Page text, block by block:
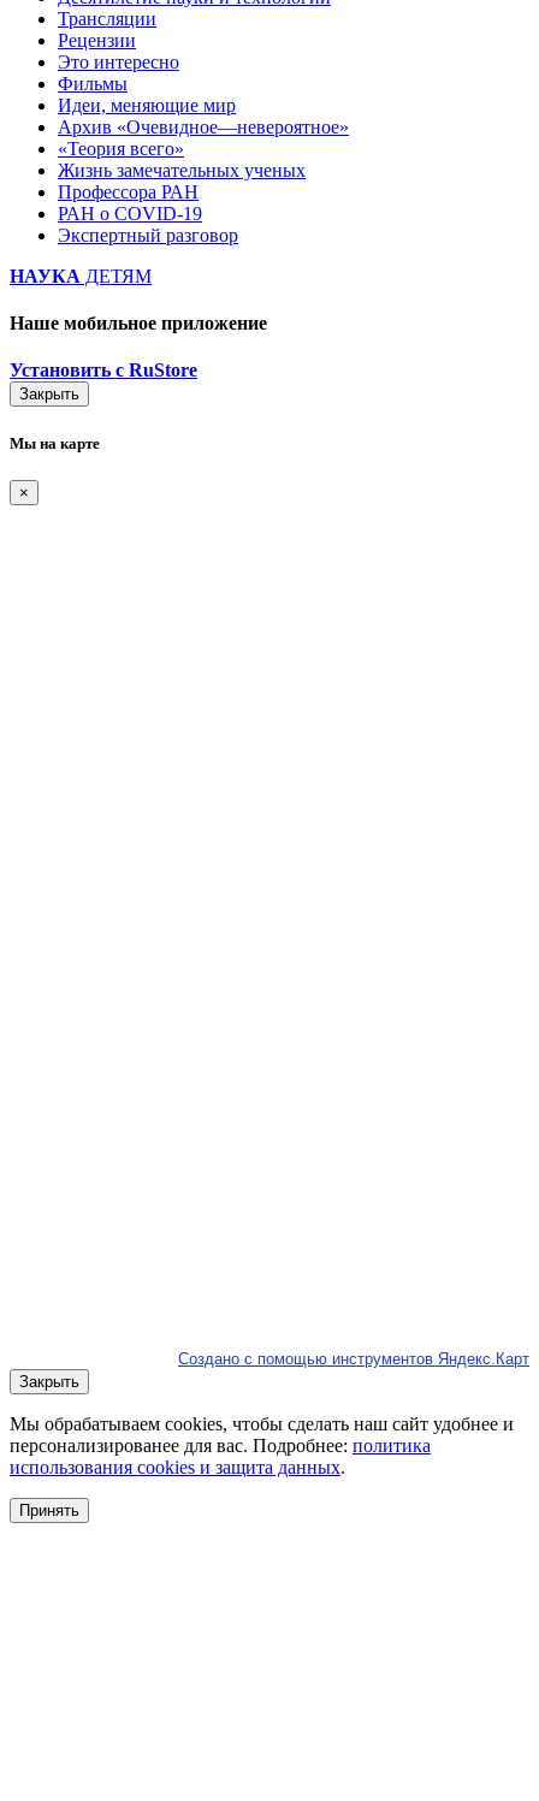
Трансляции
Рецензии
Это интересно
Фильмы
Идеи, меняющие мир
Архив «Очевидное—невероятное»
«Теория всего»
Жизнь замечательных ученых
Профессора РАН
РАН о COVID-19
Экспертный разговор
НАУКА ДЕТЯМ
Наше мобильное приложение
Установить с RuStore
Закрыть
Мы на карте
×
Создано с помощью инструментов Яндекс.Карт
Закрыть
Мы обрабатываем cookies, чтобы сделать наш сайт удобнее и
персонализированее для вас. Подробнее: политика
использования cookies и защита данных.
Принять